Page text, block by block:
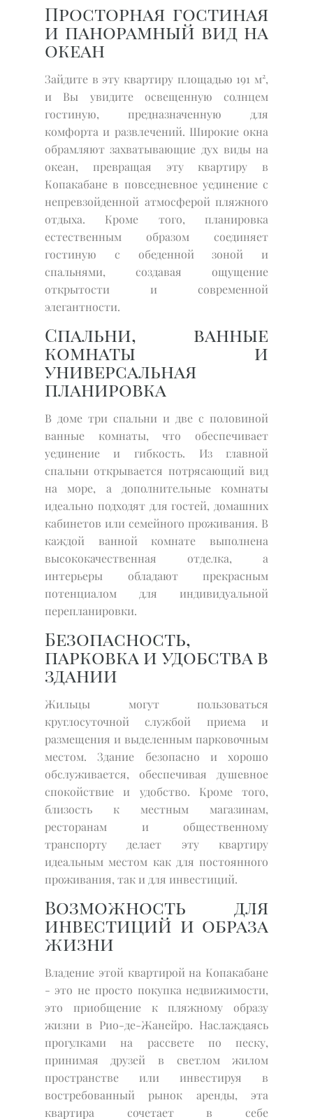
Просторная гостиная
и панорамный вид на
океан
Зайдите в эту квартиру площадью 191 м²,
и Вы увидите освещенную солнцем
гостиную, предназначенную для
комфорта и развлечений. Широкие окна
обрамляют захватывающие дух виды на
океан, превращая эту квартиру в
Копакабане в повседневное уединение с
непревзойденной атмосферой пляжного
отдыха. Кроме того, планировка
естественным образом соединяет
гостиную с обеденной зоной и
спальнями, создавая ощущение
открытости и современной
элегантности.
Спальни, ванные
комнаты и
универсальная
планировка
В доме три спальни и две с половиной
ванные комнаты, что обеспечивает
уединение и гибкость. Из главной
спальни открывается потрясающий вид
на море, а дополнительные комнаты
идеально подходят для гостей, домашних
кабинетов или семейного проживания. В
каждой ванной комнате выполнена
высококачественная отделка, а
интерьеры обладают прекрасным
потенциалом для индивидуальной
перепланировки.
Безопасность,
парковка и удобства в
здании
Жильцы могут пользоваться
круглосуточной службой приема и
размещения и выделенным парковочным
местом. Здание безопасно и хорошо
обслуживается, обеспечивая душевное
спокойствие и удобство. Кроме того,
близость к местным магазинам,
ресторанам и общественному
транспорту делает эту квартиру
идеальным местом как для постоянного
проживания, так и для инвестиций.
Возможность для
инвестиций и образа
жизни
Владение этой квартирой на Копакабане
- это не просто покупка недвижимости,
это приобщение к пляжному образу
жизни в Рио-де-Жанейро. Наслаждаясь
прогулками на рассвете по песку,
принимая друзей в светлом жилом
пространстве или инвестируя в
востребованный рынок аренды, эта
квартира сочетает в себе